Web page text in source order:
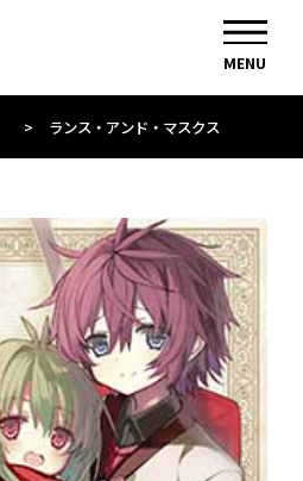
> ランス・アンド・マスクス